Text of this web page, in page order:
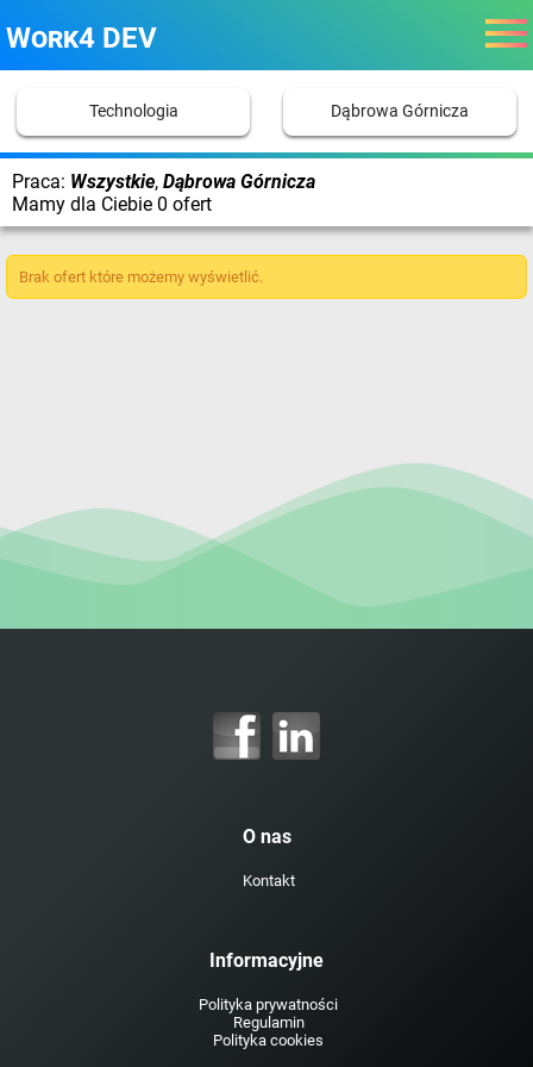
Work4 DEV
Technologia Dąbrowa Górnicza
Praca: Wszystkie, Dąbrowa Górnicza
Mamy dla Ciebie 0 ofert
Brak ofert które możemy wyświetlić.
O nas
Kontakt
Informacyjne
Polityka prywatności
Regulamin
Polityka cookies